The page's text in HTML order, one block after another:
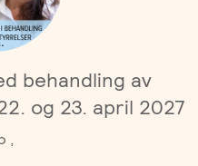
behandling av
og 23. april 2027
,